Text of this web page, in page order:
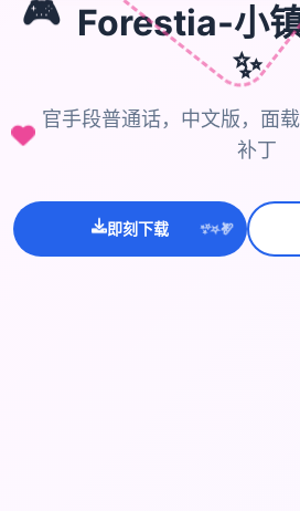
🎮 Forestia-小
✨
官手段普通话，中文版，面
补丁
即刻下载 ✨
⭐💫